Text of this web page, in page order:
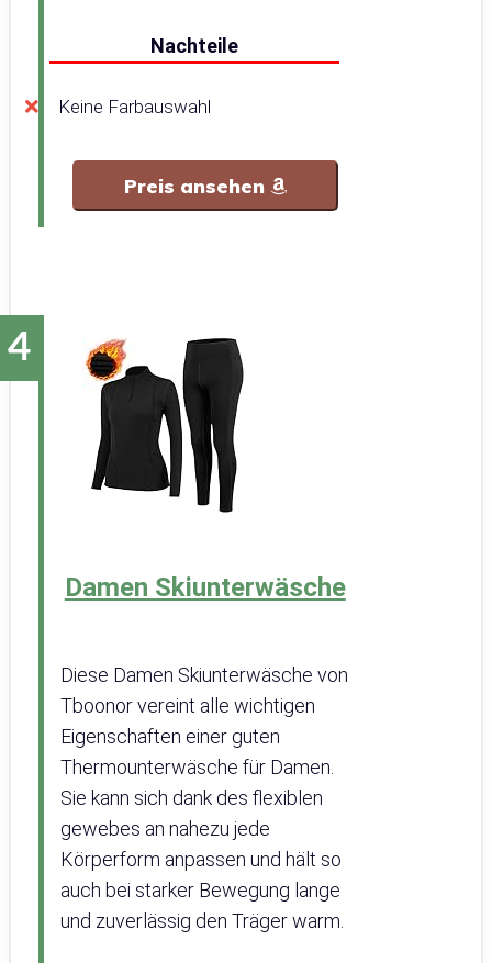
Nachteile
Keine Farbauswahl
Preis ansehen
Damen Skiunterwäsche
Diese Damen Skiunterwäsche von
Tboonor vereint alle wichtigen
Eigenschaften einer guten
Thermounterwäsche für Damen.
Sie kann sich dank des flexiblen
gewebes an nahezu jede
Körperform anpassen und hält so
auch bei starker Bewegung lange
und zuverlässig den Träger warm.